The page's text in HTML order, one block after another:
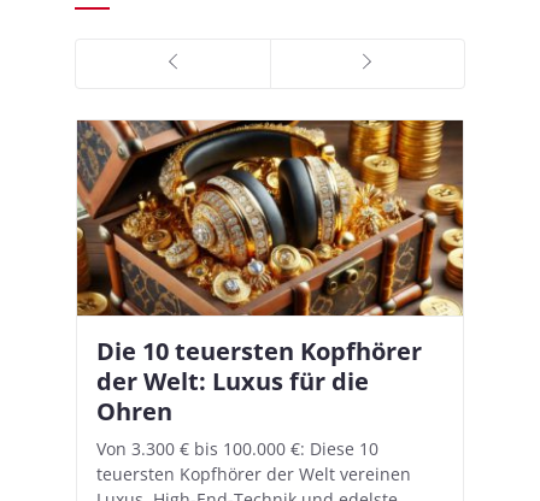
Die 10 teuersten Kopfhörer
der Welt: Luxus für die
Ohren
Von 3.300 € bis 100.000 €: Diese 10
teuersten Kopfhörer der Welt vereinen
Apple AirPods Pro 2 und iOS
18.1: So richtet ihr das neue
Hörgeräte-Feature ein
Mit iOS 18.1 und den AirPods Pro 2
verwandelt Apple seine In-Ear-Kopfhörer